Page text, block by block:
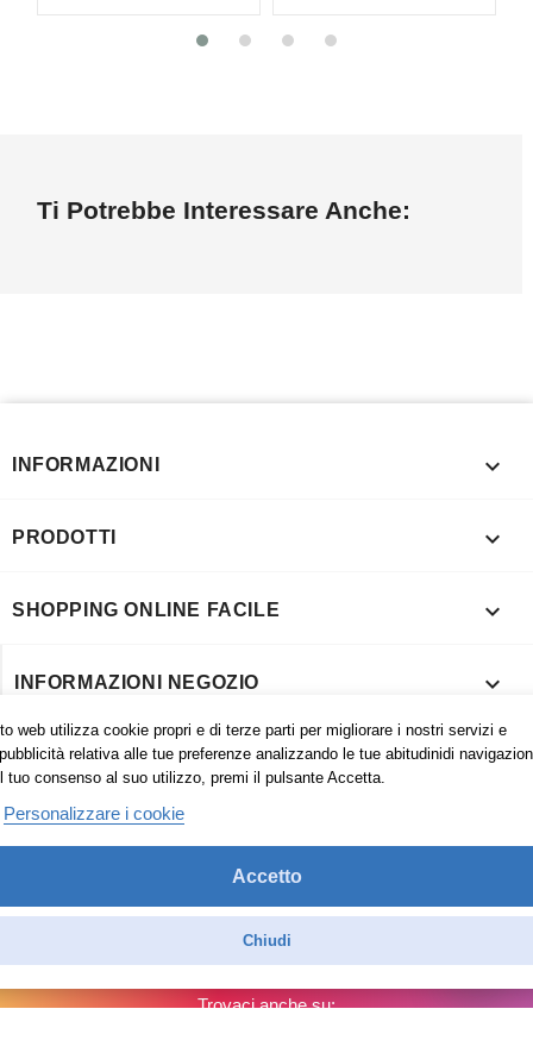
Ti Potrebbe Interessare Anche:
web utilizza cookie propri e di terze parti per migliorare i nostri servizi e
relativa alle tue preferenze analizzando le tue abitudinidi
tuo consenso al suo utilizzo, premi il pulsante Accetta.
Personalizzare i cookie
Accetto
Chiudi
INFORMAZIONI 
PRODOTTI 
SHOPPING ONLINE FACILE 
INFORMAZIONI NEGOZIO 
Trovaci anche su: